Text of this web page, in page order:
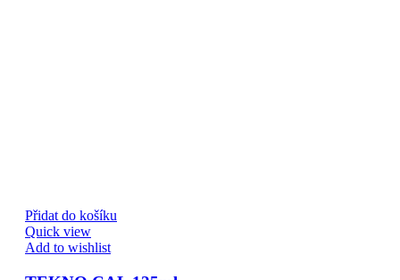
Přidat do košíku
Quick view
Add to wishlist